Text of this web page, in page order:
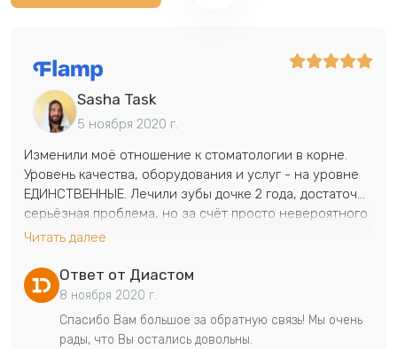
Sasha Task
5 ноября 2020 г.
Изменили моё отношение к стоматологии в корне.
Уровень качества, оборудования и услуг - на уровне
ЕДИНСТВЕННЫЕ.
серьёзная проблема, но за счёт просто невероятного
отношения врачей - и дочь с удовольствием
очень очень хорошо!
Читать далее
Ответ от Диастом
8 ноября 2020 г.
Спасибо Вам большое за обратную связь! Мы очень
рады, что Вы остались довольны.